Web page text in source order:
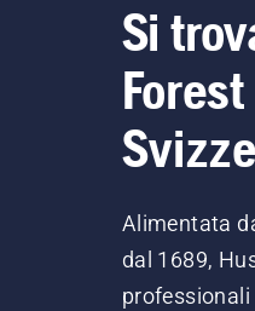
Si
Alimentata
dal 1689,